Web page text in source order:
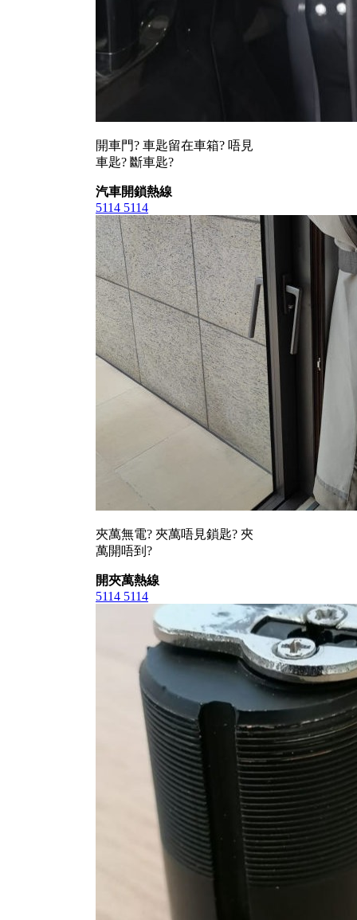
開車門? 車匙留在車箱? 唔見
車匙? 斷車匙?
汽車開鎖熱線
5114 5114
夾萬無電? 夾萬唔見鎖匙? 夾
萬開唔到?
開夾萬熱線
5114 5114